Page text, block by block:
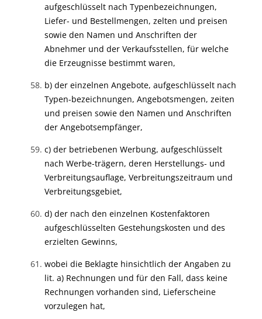
aufgeschlüsselt nach Typenbezeichnungen,
Liefer- und Bestellmengen, zelten und preisen
sowie den Namen und Anschriften der
Abnehmer und der Verkaufsstellen, für welche
die Erzeugnisse bestimmt waren,
b) der einzelnen Angebote, aufgeschlüsselt nach
Typen-bezeichnungen, Angebotsmengen, zeiten
und preisen sowie den Namen und Anschriften
der Angebotsempfänger,
c) der betriebenen Werbung, aufgeschlüsselt
nach Werbe-trägern, deren Herstellungs- und
Verbreitungsauflage, Verbreitungszeitraum und
Verbreitungsgebiet,
d) der nach den einzelnen Kostenfaktoren
aufgeschlüsselten Gestehungskosten und des
erzielten Gewinns,
wobei die Beklagte hinsichtlich der Angaben zu
lit. a) Rechnungen und für den Fall, dass keine
Rechnungen vorhanden sind, Lieferscheine
vorzulegen hat,